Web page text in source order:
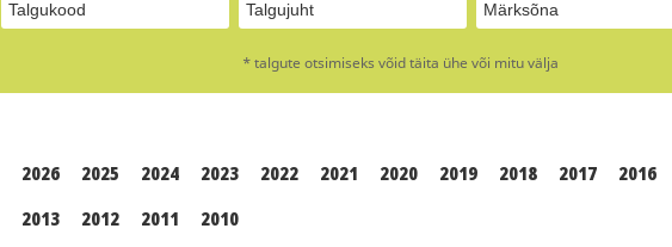
* talgute otsimiseks võid täita ühe või mitu välja
2026 2025 2024 2023 2022 2021 2020 2019 2018 2017 2016
2013
2012 2011 2010